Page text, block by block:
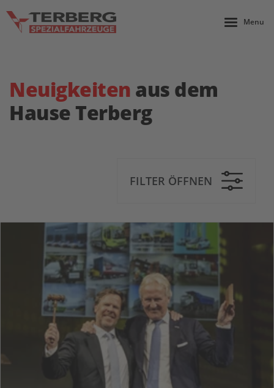
Menu
Neuigkeiten aus dem
Hause Terberg
FILTER ÖFFNEN